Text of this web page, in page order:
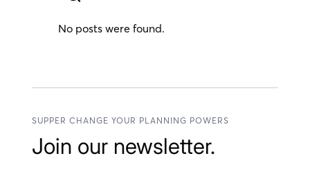
No posts were found.
SUPPER CHANGE YOUR PLANNING POWERS
Join our newsletter.